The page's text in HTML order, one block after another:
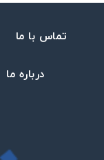
تماس با ما
درباره ما